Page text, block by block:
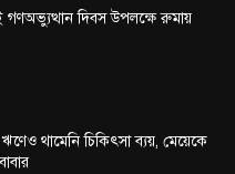
দিবস উপলক্ষে রুমায়
থামেনি চিকিৎসা ব্যয়, মেয়েকে